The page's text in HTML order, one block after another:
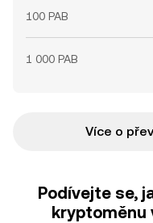
100 PAB
1 000 PAB
Více o
Podívejte se,
kryptoměnu